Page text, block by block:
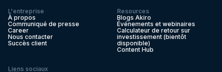
L'entreprise
À propos
Communiqué de presse
Career
Nous contacter
Succès client
Resources
Blogs Akiro
Événements et webinaires
Calculateur de retour sur
investissement (bientôt
disponible)
Content Hub
Liens sociaux